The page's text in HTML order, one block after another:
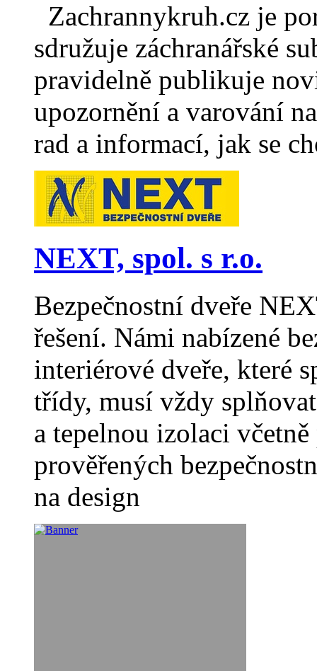
Zachrannykruh.cz je
sdružuje záchranářské
pravidelně publikuje
upozornění a varování
rad a informací, jak se
NEXT, spol. s r.o.
Bezpečnostní dveře
řešení. Námi nabízené
interiérové dveře, které
třídy, musí vždy
a tepelnou izolaci
prověřených
na design